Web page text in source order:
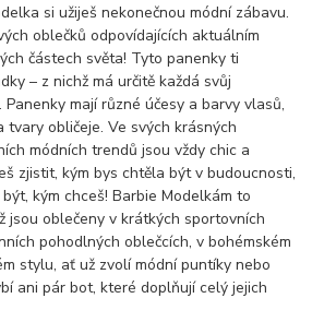
si užiješ nekonečnou módní zábavu.
oblečků odpovídajících aktuálním
částech světa! Tyto panenky ti
– z nichž má určitě každá svůj
mají různé účesy a barvy vlasů,
tvary obličeje. Ve svých krásných
módních trendů jsou vždy chic a
zjistit, kým bys chtěla být v budoucnosti,
kým chceš! Barbie Modelkám to
jsou oblečeny v krátkých sportovních
pohodlných oblečcích, v bohémském
stylu, ať už zvolí módní puntíky nebo
ani pár bot, které doplňují celý jejich